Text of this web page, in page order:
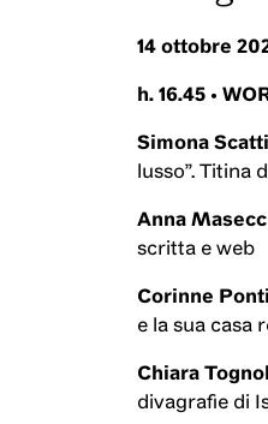
14 ottobre
h. 16.45 •
Simona
lusso”. Titina
Anna
scritta e web
Corinne
e la sua casa
Chiara
divagrafie di